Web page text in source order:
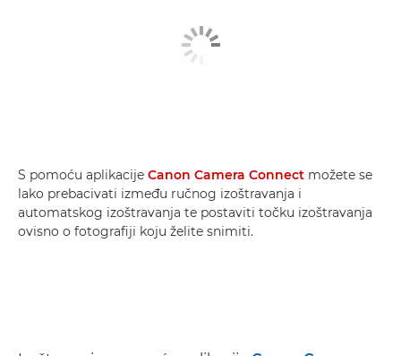
S pomoću aplikacije Canon Camera Connect možete se
lako prebacivati između ručnog izoštravanja i
automatskog izoštravanja te postaviti točku izoštravanja
ovisno o fotografiji koju želite snimiti.